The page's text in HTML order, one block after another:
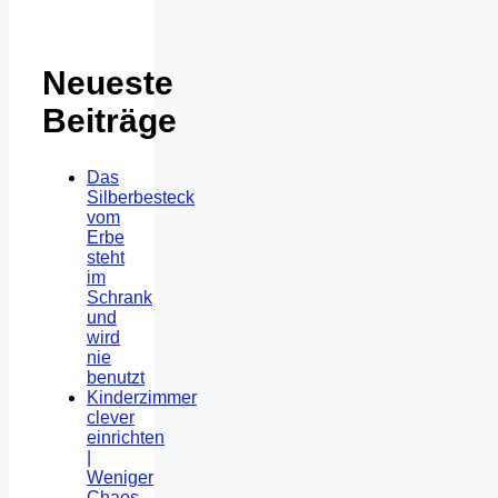
Neueste
Beiträge
Das
Silberbesteck
vom
Erbe
steht
im
Schrank
und
wird
nie
benutzt
Kinderzimmer
clever
einrichten
Weniger